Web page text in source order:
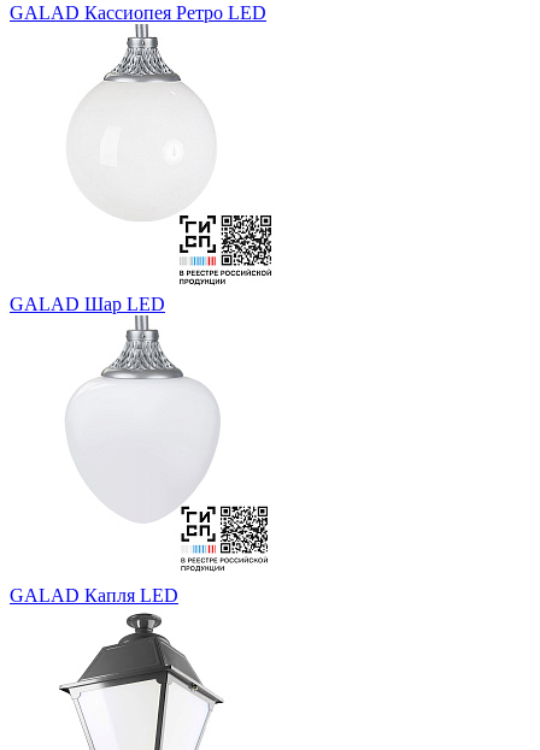
GALAD Кассиопея Ретро LED
GALAD Шар LED
GALAD Капля LED